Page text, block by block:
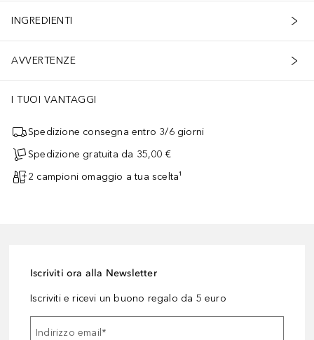
INGREDIENTI
AVVERTENZE
I TUOI VANTAGGI
Spedizione consegna entro 3/6 giorni
Spedizione gratuita da 35,00 €
2 campioni omaggio a tua scelta¹
Iscriviti ora alla Newsletter
Iscriviti e ricevi un buono regalo da 5 euro
Indirizzo email*